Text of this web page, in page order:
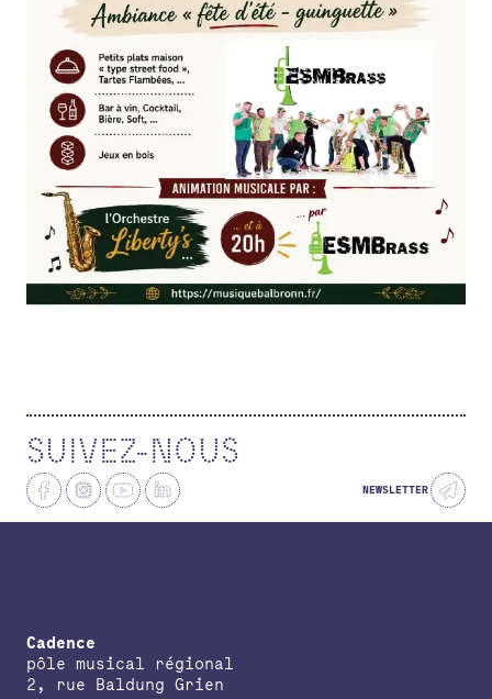
SUIVEZ-NOUS
NEWSLETTER
Cadence
pôle musical régional
2, rue Baldung Grien
ACCOMPAGNEMENT
ACTIONS ARTISTIQUES
RESSOURCES
QUI SOMMES-NOUS ?
THÉMATIQUES
RECHERCHE
CONTACT
PETITES ANNONCES ET OFFRES D'EMPLOI